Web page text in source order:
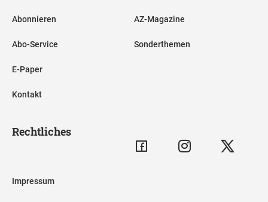
Abonnieren
Abo-Service
E-Paper
Kontakt
AZ-Magazine
Sonderthemen
Rechtliches
Impressum